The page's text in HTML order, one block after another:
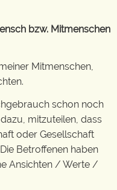
bzw. Mitmenschen
Mitmenschen,
schon noch
mitzuteilen, dass
oder Gesellschaft
Betroffenen haben
Ansichten / Werte /